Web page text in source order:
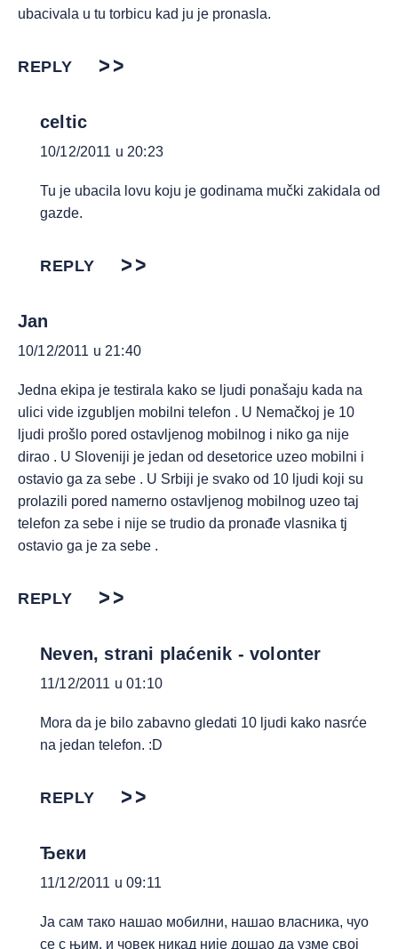
ubacivala u tu torbicu kad ju je pronasla.
REPLY
celtic
10/12/2011 u 20:23
Tu je ubacila lovu koju je godinama mučki zakidala od
gazde.
REPLY
Jan
10/12/2011 u 21:40
Jedna ekipa je testirala kako se ljudi ponašaju kada na
ulici vide izgubljen mobilni telefon . U Nemačkoj je 10
ljudi prošlo pored ostavljenog mobilnog i niko ga nije
dirao . U Sloveniji je jedan od desetorice uzeo mobilni i
ostavio ga za sebe . U Srbiji je svako od 10 ljudi koji su
prolazili pored namerno ostavljenog mobilnog uzeo taj
telefon za sebe i nije se trudio da pronađe vlasnika tj
ostavio ga je za sebe .
REPLY
Neven, strani plaćenik - volonter
11/12/2011 u 01:10
Mora da je bilo zabavno gledati 10 ljudi kako nasrće
na jedan telefon. :D
REPLY
Ђеки
11/12/2011 u 09:11
Ја сам тако нашао мобилни, нашао власника, чуо
се с њим, и човек никад није дошао да узме свој